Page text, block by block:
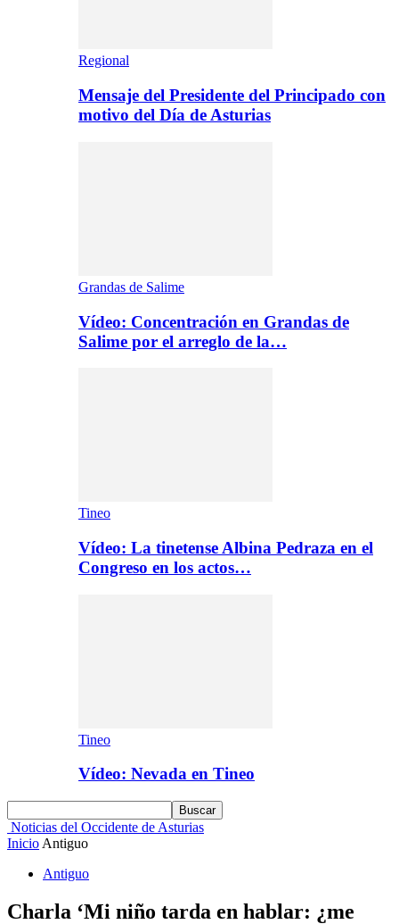
Regional
Mensaje del Presidente del Principado con
motivo del Día de Asturias
Grandas de Salime
Vídeo: Concentración en Grandas de
Salime por el arreglo de la…
Tineo
Vídeo: La tinetense Albina Pedraza en el
Congreso en los actos…
Tineo
Vídeo: Nevada en Tineo
Noticias del Occidente de Asturias
Inicio Antiguo
Antiguo
Charla ‘Mi niño tarda en hablar: ¿me